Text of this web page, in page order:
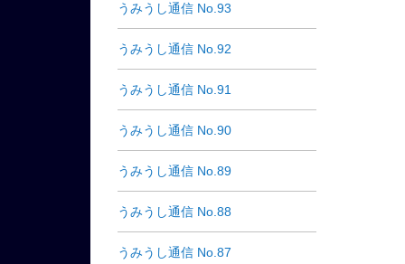
うみうし通信 No.93
うみうし通信 No.92
うみうし通信 No.91
うみうし通信 No.90
うみうし通信 No.89
うみうし通信 No.88
うみうし通信 No.87